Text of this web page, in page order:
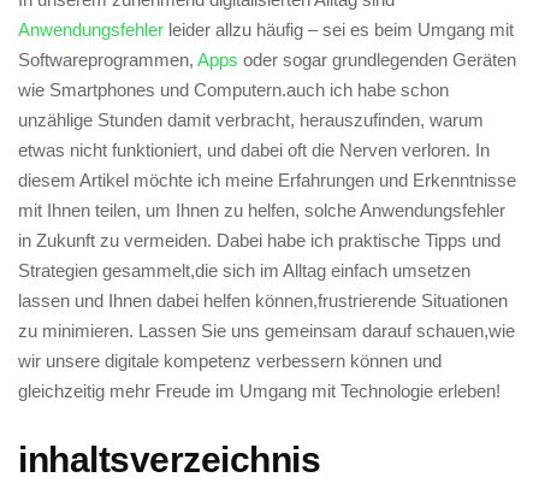
Anwendungsfehler leider allzu‌ häufig – sei ⁣es​ beim‌ Umgang‍ mit
Softwareprogrammen, Apps oder ‌sogar ​grundlegenden Geräten
wie ⁢Smartphones‌ und Computern.auch ich habe schon
unzählige Stunden damit verbracht, herauszufinden, warum
etwas nicht funktioniert, und dabei oft die Nerven ⁣verloren. ‌In
diesem ‍Artikel‌ möchte​ ich meine Erfahrungen ⁢und Erkenntnisse
mit Ihnen teilen, um Ihnen zu helfen, solche Anwendungsfehler
in ⁢Zukunft zu vermeiden. Dabei habe ⁢ich praktische ‌Tipps ​und
Strategien gesammelt,die sich im Alltag einfach umsetzen
lassen und Ihnen dabei helfen können,frustrierende Situationen
zu minimieren. ‌Lassen Sie uns gemeinsam darauf schauen,wie
wir unsere digitale kompetenz verbessern⁤ können und​
gleichzeitig mehr Freude im Umgang mit Technologie⁢ erleben!
inhaltsverzeichnis